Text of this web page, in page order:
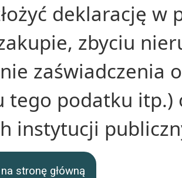
deklarację
zbyciu
zaświadczenia
tego podatku itp.)
instytucji
stronę główną